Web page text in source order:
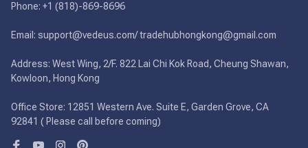
Phone: +1 (818)-869-8696
Email: support@vedeus.com/ tradehubhongkong@gmail.com
Address: West Wing, 2/F. 822 Lai Chi Kok Road, Cheung Shawan,
Kowloon, Hong Kong
Office Store: 12851 Western Ave. Suite E, Garden Grove, CA
92841 ( Please call before coming)